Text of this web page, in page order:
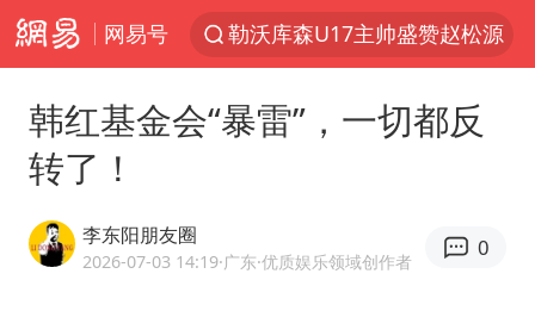
网易号
勒沃库森U17主帅盛赞赵松源
段绚竞因公牺牲 年仅44岁
97岁英国奶奶飞上天再破吉尼斯纪录
韩红基金会“暴雷”，一切都反
转了！
李东阳朋友圈
2026-07-03 14:19·广东·优质娱乐领域创作者
0